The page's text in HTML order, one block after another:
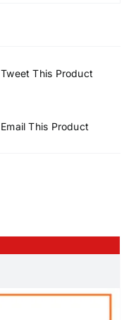
Tweet This Product
Email This Product